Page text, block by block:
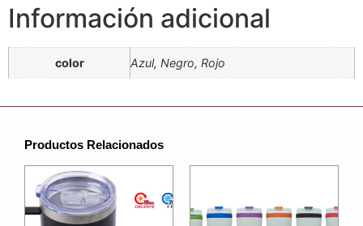
Información adicional
color Azul, Negro, Rojo
Productos Relacionados